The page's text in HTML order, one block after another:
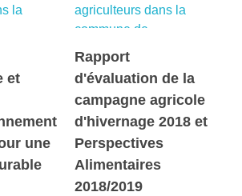
et
une
Rapport
d'évaluation de la
campagne agricole
d'hivernage 2018 et
Perspectives
Alimentaires
2018/2019